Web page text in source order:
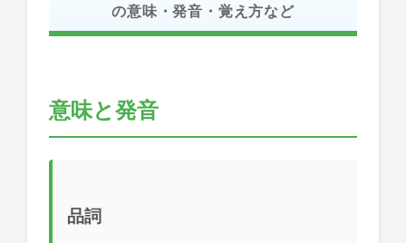
の意味・発音・覚え方など
意味と発音
品詞